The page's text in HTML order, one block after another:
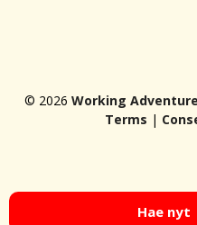
© 2026 Working
Terms |
Hae nyt